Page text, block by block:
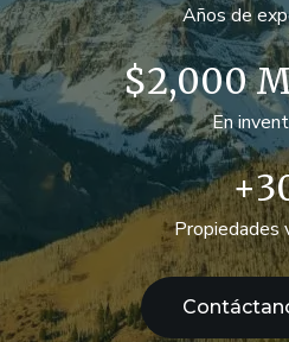
Años de
En
$2,000
Propiedades
+